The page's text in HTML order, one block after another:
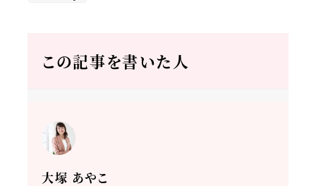
この記事を書いた人
大塚 あやこ